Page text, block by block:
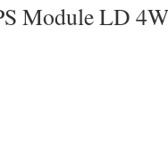
Module LD